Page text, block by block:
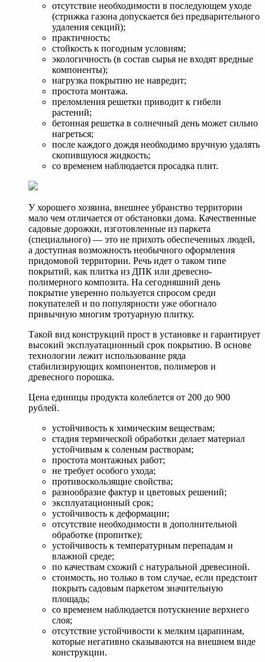
отсутствие необходимости в последующем уходе
(стрижка газона допускается без предварительного
удаления секций);
практичность;
стойкость к погодным условиям;
экологичность (в состав сырья не входят вредные
компоненты);
нагрузка покрытию не навредит;
простота монтажа.
преломления решетки приводит к гибели
растений;
бетонная решетка в солнечный день может сильно
нагреться;
после каждого дождя необходимо вручную удалять
скопившуюся жидкость;
со временем наблюдается просадка плит.
У хорошего хозяина, внешнее убранство территории
мало чем отличается от обстановки дома. Качественные
садовые дорожки, изготовленные из паркета
(специального) — это не прихоть обеспеченных людей,
а доступная возможность необычного оформления
придомовой территории. Речь идет о таком типе
покрытий, как плитка из ДПК или древесно-
полимерного композита. На сегодняшний день
покрытие уверенно пользуется спросом среди
покупателей и по популярности уже обогнало
привычную многим тротуарную плитку.
Такой вид конструкций прост в установке и гарантирует
высокий эксплуатационный срок покрытию. В основе
технологии лежит использование ряда
стабилизирующих компонентов, полимеров и
древесного порошка.
Цена единицы продукта колеблется от 200 до 900
рублей.
устойчивость к химическим веществам;
стадия термической обработки делает материал
устойчивым к соленым растворам;
простота монтажных работ;
не требует особого ухода;
противоскользящие свойства;
разнообразие фактур и цветовых решений;
эксплуатационный срок;
устойчивость к деформации;
отсутствие необходимости в дополнительной
обработке (пропитке);
устойчивость к температурным перепадам и
влажной среде;
по качествам схожий с натуральной древесиной.
стоимость, но только в том случае, если предстоит
покрыть садовым паркетом значительную
площадь;
со временем наблюдается потускнение верхнего
слоя;
отсутствие устойчивости к мелким царапинам,
которые негативно сказываются на внешнем виде
конструкции.